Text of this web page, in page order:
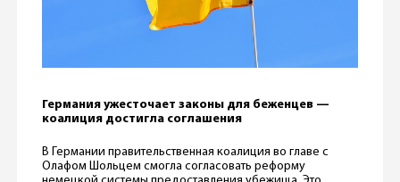
Германия ужесточает законы для беженцев —
коалиция достигла соглашения
В Германии правительственная коалиция во главе с
Олафом Шольцем смогла согласовать реформу